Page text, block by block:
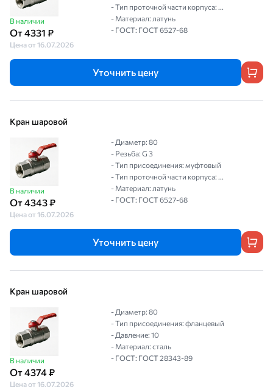
В наличии
От 4331 ₽
Цена от 16.07.2026
- Тип проточной части корпуса: ...
- Материал: латунь
- ГОСТ: ГОСТ 6527-68
Уточнить цену
Кран шаровой
В наличии
От 4343 ₽
Цена от 16.07.2026
- Диаметр: 80
- Резьба: G 3
- Тип присоединения: муфтовый
- Тип проточной части корпуса: ...
- Материал: латунь
- ГОСТ: ГОСТ 6527-68
Уточнить цену
Кран шаровой
В наличии
От 4374 ₽
Цена от 16.07.2026
- Диаметр: 80
- Тип присоединения: фланцевый
- Давление: 10
- Материал: сталь
- ГОСТ: ГОСТ 28343-89